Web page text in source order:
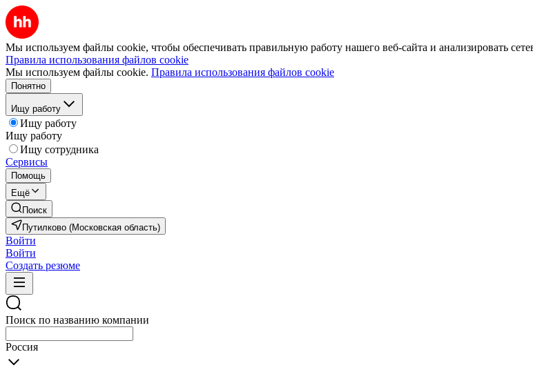
Мы используем файлы cookie, чтобы обеспечивать правильную работу нашего веб-сайта и анализировать
Правила использования файлов cookie
Мы используем файлы cookie. Правила использования файлов cookie
Понятно
Ищу работу
Ищу работу
Ищу работу
Ищу сотрудника
Сервисы
Помощь
Ещё
Поиск
Путилково (Московская область)
Войти
Войти
Создать резюме
Поиск по названию компании
Россия